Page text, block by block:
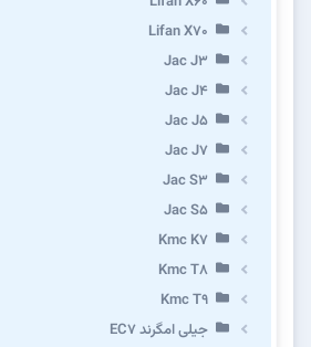
Lifan X70
Jac J3
Jac J4
Jac J5
Jac J7
Jac S3
Jac S5
Kmc K7
Kmc T8
Kmc T9
جیلی امگرند EC7